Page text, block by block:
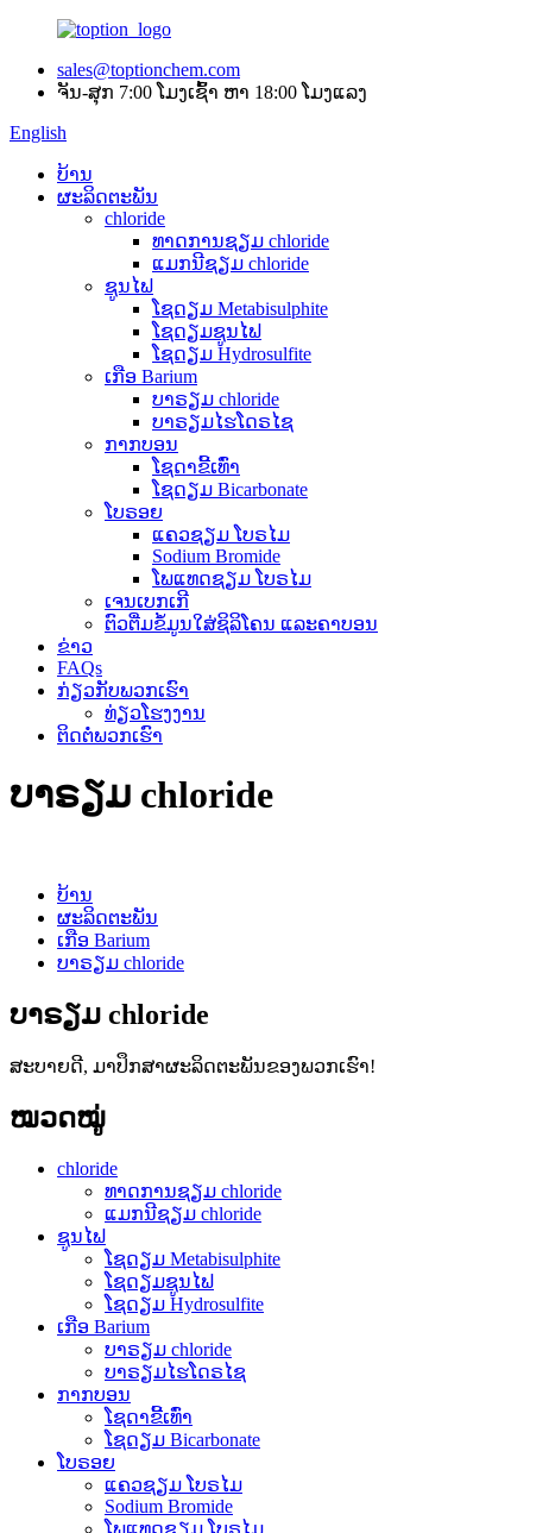
sales@toptionchem.com
ຈັນ-ສຸກ 7:00 ໂມງເຊົ້າ ຫາ 18:00 ໂມງແລງ
English
ບ້ານ
ຜະລິດຕະພັນ
chloride
ທາດການຊຽມ chloride
ແມກນີຊຽມ chloride
ຊູນໄຟ
ໂຊດຽມ Metabisulphite
ໂຊດຽມຊູນໄຟ
ໂຊດຽມ Hydrosulfite
ເກືອ Barium
ບາຣຽມ chloride
ບາຣຽມໄຮໂດຣໄຊ
ກາກບອນ
ໂຊດາຂີ້ເທົ່າ
ໂຊດຽມ Bicarbonate
ໂບຣອຍ
ແຄວຊຽມ ໂບຣໄມ
Sodium Bromide
ໂພແທດຊຽມ ໂບຣໄມ
ເຈນເບກເກີ
ຕົວຕື່ມຂໍ້ມູນໃສ່ຊິລິໂຄນ ແລະຄາບອນ
ຂ່າວ
FAQs
ກ່ຽວກັບພວກເຮົາ
ທ່ຽວໂຮງງານ
ຕິດຕໍ່ພວກເຮົາ
ບາຣຽມ chloride
ບ້ານ
ຜະລິດຕະພັນ
ເກືອ Barium
ບາຣຽມ chloride
ບາຣຽມ chloride
ສະບາຍດີ, ມາປຶກສາຜະລິດຕະພັນຂອງພວກເຮົາ!
ໝວດໝູ່
chloride
ທາດການຊຽມ chloride
ແມກນີຊຽມ chloride
ຊູນໄຟ
ໂຊດຽມ Metabisulphite
ໂຊດຽມຊູນໄຟ
ໂຊດຽມ Hydrosulfite
ເກືອ Barium
ບາຣຽມ chloride
ບາຣຽມໄຮໂດຣໄຊ
ກາກບອນ
ໂຊດາຂີ້ເທົ່າ
ໂຊດຽມ Bicarbonate
ໂບຣອຍ
ແຄວຊຽມ ໂບຣໄມ
Sodium Bromide
ໂພແທດຊຽມ ໂບຣໄມ